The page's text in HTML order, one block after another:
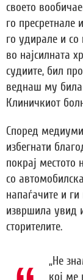
своето
го пресретнале
го удирале и со
во најсилната
судиите, бил
веднаш му
Клиничкиот
Според
избегнати
покрај местото
со
напаѓачите и
извршила увид
сторителите.
„Не
кој ме